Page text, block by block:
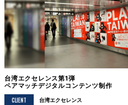
台湾エクセレンス第1弾
ペアマッチデジタルコンテンツ制作
CLIENT
台湾エクセレンス